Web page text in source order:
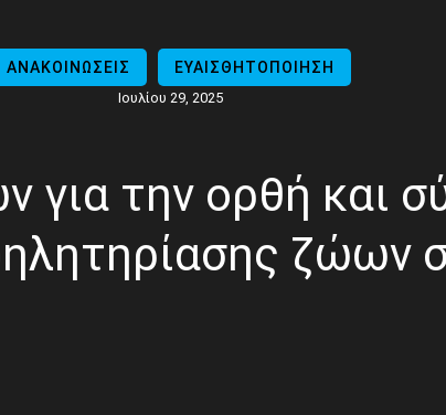
ΑΝΑΚΟΙΝΩΣΕΙΣ ΕΥΑΙΣΘΗΤΟΠΟΙΗΣΗ
Ιουλίου 29, 2025
για την ορθή και
ζώων